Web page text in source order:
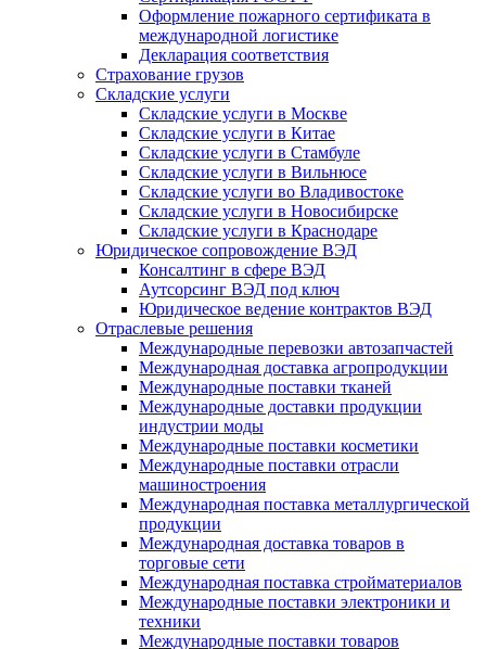
Оформление пожарного сертификата в
международной логистике
Декларация соответствия
Страхование грузов
Складские услуги
Складские услуги в Москве
Складские услуги в Китае
Складские услуги в Стамбуле
Складские услуги в Вильнюсе
Складские услуги во Владивостоке
Складские услуги в Новосибирске
Складские услуги в Краснодаре
Юридическое сопровождение ВЭД
Консалтинг в сфере ВЭД
Аутсорсинг ВЭД под ключ
Юридическое ведение контрактов ВЭД
Отраслевые решения
Международные перевозки автозапчастей
Международная доставка агропродукции
Международные поставки тканей
Международные доставки продукции
индустрии моды
Международные поставки косметики
Международные поставки отрасли
машиностроения
Международная поставка металлургической
продукции
Международная доставка товаров в
торговые сети
Международная поставка стройматериалов
Международные поставки электроники и
техники
Международные поставки товаров